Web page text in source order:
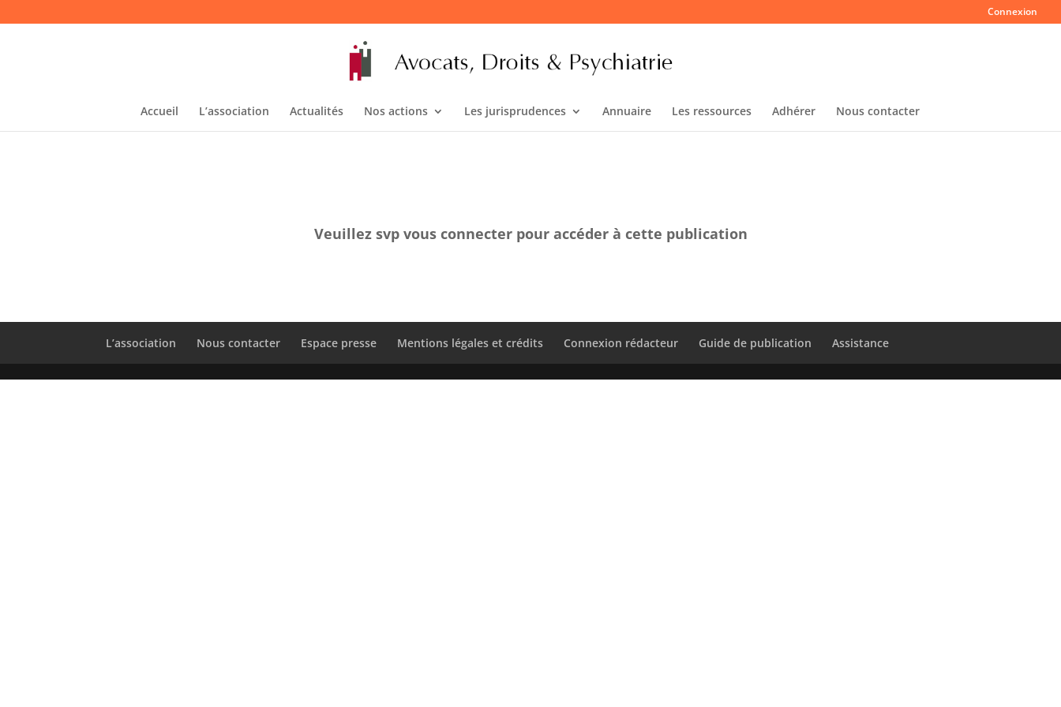
Connexion
Accueil L’association Actualités Nos actions Les jurisprudences Annuaire Les ressources Adhérer Nous contacter
Veuillez svp vous connecter pour accéder à cette publication
L’association Nous contacter Espace presse Mentions légales et crédits Connexion rédacteur Guide de publication Assistance